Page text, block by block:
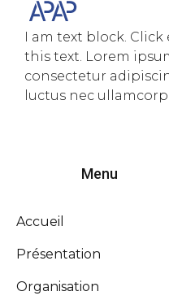
I am text block.
this text. Lorem
consectetur
luctus nec
Menu
Accueil
Présentation
Organisation